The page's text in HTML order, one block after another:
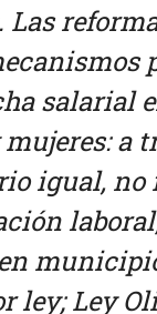
Las
salarial
a
igual, no
ley; Ley